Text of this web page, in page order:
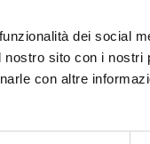
dei social
sito con i nostri
con altre